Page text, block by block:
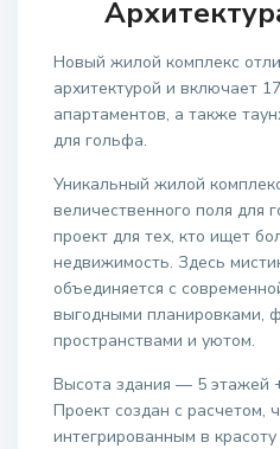
Новый жилой комплекс
архитектурой и включает
апартаментов, а также
для гольфа.
Уникальный жилой
величественного поля для
проект для тех, кто ищет
недвижимость. Здесь
объединяется с
выгодными планировками,
пространствами и уютом.
Высота здания — 5 этажей
Проект создан с расчетом,
интегрированным в